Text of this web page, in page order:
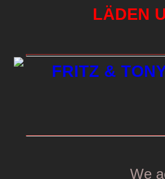
LÄDEN
FRITZ &
We